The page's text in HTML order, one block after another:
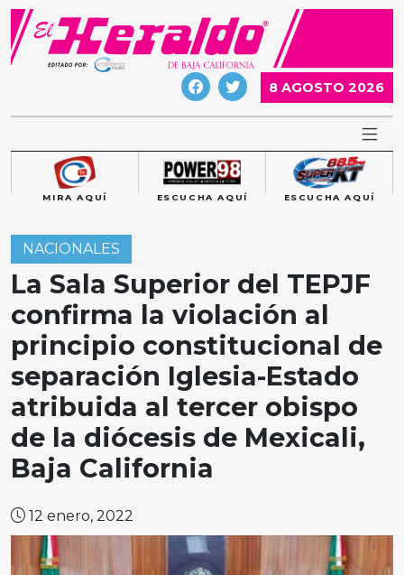
Skip
content
8 AGOSTO 2026
MIRA AQUÍ ESCUCHA AQUÍ ESCUCHA AQUÍ
NACIONALES
La Sala Superior del TEPJF
confirma la violación al
principio constitucional de
separación Iglesia-Estado
atribuida al tercer obispo
de la diócesis de Mexicali,
Baja California
12 enero, 2022